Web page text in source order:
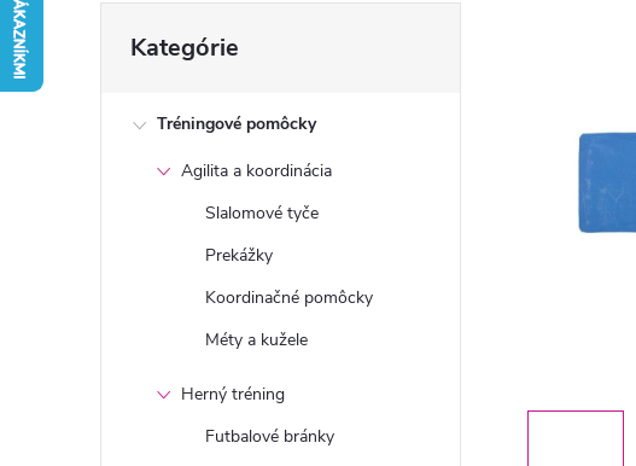
kategórie
Kategórie
Tréningové pomôcky
Agilita a koordinácia
Slalomové tyče
Prekážky
Koordinačné pomôcky
Méty a kužele
Herný tréning
Futbalové bránky